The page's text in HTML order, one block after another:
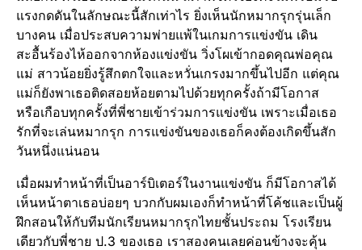
แรงกดดันในลักษณะนี้สักเท่าไร ยิ่งเห็นนักหมากรุกรุ่นเล็ก
บางคน เมื่อประสบความพ่ายแพ้ในเกมการแข่งขัน เดิน
สะอื้นร้องไห้ออกจากห้องแข่งขัน วิ่งโผเข้ากอดคุณพ่อคุณ
แม่ สาวน้อยยิ่งรู้สึกตกใจและหวั่นเกรงมากขึ้นไปอีก แต่คุณ
แม่ก็ยังพาเธอติดสอยห้อยตามไปด้วยทุกครั้งถ้ามีโอกาส
หรือเกือบทุกครั้งที่พี่ชายเข้าร่วมการแข่งขัน เพราะเมื่อเธอ
รักที่จะเล่นหมากรุก การแข่งขันของเธอก็คงต้องเกิดขึ้นสัก
วันหนึ่งแน่นอน
เมื่อผมทำหน้าที่เป็นอาร์บิเตอร์ในงานแข่งขัน ก็มีโอกาสได้
เห็นหน้าตาเธอบ่อยๆ บวกกับผมเองก็ทำหน้าที่โค้ชและเป็นผู้
ฝึกสอนให้กับทีมนักเรียนหมากรุกไทยชั้นประถม โรงเรียน
เดียวกับพี่ชาย ป.3 ของเธอ เราสองคนเลยค่อนข้างจะคุ้น